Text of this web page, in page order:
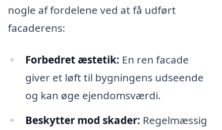
nogle af fordelene ved at få udført
facaderens:
Forbedret æstetik: En ren facade
giver et løft til bygningens udseende
og kan øge ejendomsværdi.
Beskytter mod skader: Regelmæssig